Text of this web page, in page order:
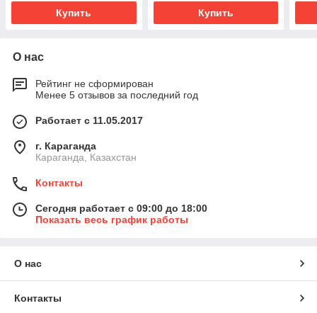
Купить Купить
О нас
Рейтинг не сформирован
Менее 5 отзывов за последний год
Работает с 11.05.2017
г. Караганда
Караганда, Казахстан
Контакты
Сегодня работает с 09:00 до 18:00
Показать весь график работы
О нас
Контакты